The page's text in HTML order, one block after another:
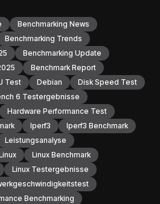
Benchmarking News
Benchmarking Trends
Benchmarking Update
Benchmark Report
Test Debian
Disk Speed Test
6 Testergebnisse
Hardware Performance Test
Iperf3
Iperf3 Benchmark
Leistungsanalyse
Linux Benchmark
Linux Testergebnisse
Benchmarking